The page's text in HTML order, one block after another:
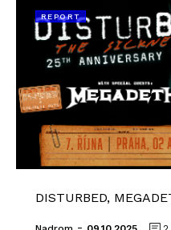
REPORT
DISTURBED,